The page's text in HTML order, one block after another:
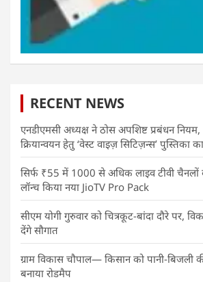
RECENT NEWS
एनडीएमसी अध्यक्ष ने ठोस अपशिष्ट प्रबंधन
क्रियान्वयन हेतु ‘वेस्ट वाइज़ सिटिज़न्स’ पुस्तिका
सिर्फ ₹55 में 1000 से अधिक लाइव टीवी चैनलों
लॉन्च किया नया JioTV Pro Pack
सीएम योगी गुरुवार को चित्रकूट-बांदा दौरे पर,
देंगे सौगात
ग्राम विकास चौपाल— किसान को पानी-बिजली
बनाया रोडमैप